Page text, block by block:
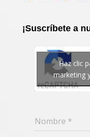
¡Suscríbete a
Haz clic
marketing
Nombre *